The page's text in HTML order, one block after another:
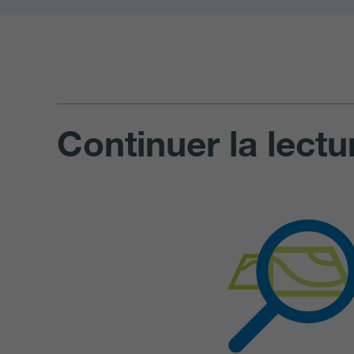
Continuer la